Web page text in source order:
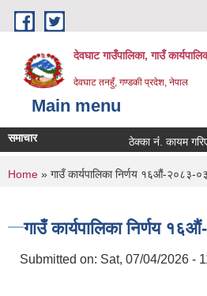
Skip to main content
देवघाट गाउँपालिका, गाउँ
देवघाट तनहुँ, गण्डकी प्रदेश, नेपाल
Main menu
समाचार ठेक्का नंं. कायम
You are here
Home » गाउँ कार्यपालिका निर्णय १६औं-२०८३-
गाउँ कार्यपालिका निर्णय
Submitted on: Sat, 07/04/2026 -